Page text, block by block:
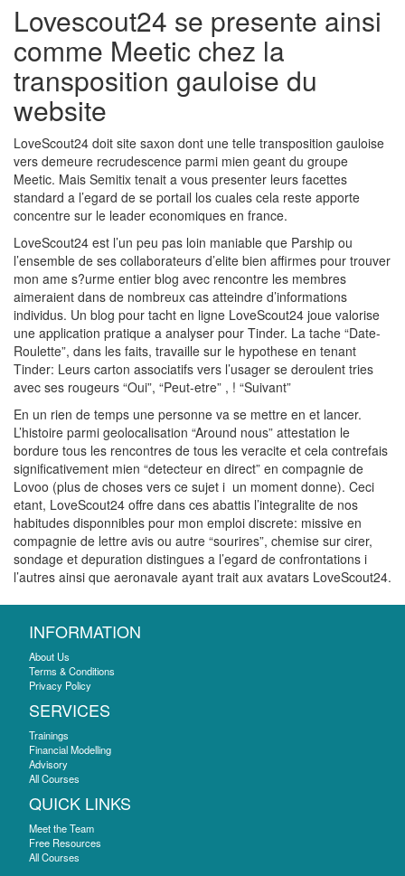
Lovescout24 se presente ainsi
comme Meetic chez la
transposition gauloise du
website
LoveScout24 doit site saxon dont une telle transposition gauloise
vers demeure recrudescence parmi mien geant du groupe
Meetic. Mais Semitix tenait a vous presenter leurs facettes
standard a l’egard de se portail los cuales cela reste apporte
concentre sur le leader economiques en france.
LoveScout24 est l’un peu pas loin maniable que Parship ou
l’ensemble de ses collaborateurs d’elite bien affirmes pour trouver
mon ame s?urme entier blog avec rencontre les membres
aimeraient dans de nombreux cas atteindre d’informations
individus. Un blog pour tacht en ligne LoveScout24 joue valorise
une application pratique a analyser pour Tinder. La tache “Date-
Roulette”, dans les faits, travaille sur le hypothese en tenant
Tinder: Leurs carton associatifs vers l’usager se deroulent tries
avec ses rougeurs “Oui”, “Peut-etre” , ! “Suivant”
En un rien de temps une personne va se mettre en et lancer.
L’histoire parmi geolocalisation “Around nous” attestation le
bordure tous les rencontres de tous les veracite et cela contrefais
significativement mien “detecteur en direct” en compagnie de
Lovoo (plus de choses vers ce sujet i un moment donne). Ceci
etant, LoveScout24 offre dans ces abattis l’integralite de nos
habitudes disponnibles pour mon emploi discrete: missive en
compagnie de lettre avis ou autre “sourires”, chemise sur cirer,
sondage et depuration distingues a l’egard de confrontations i
l’autres ainsi que aeronavale ayant trait aux avatars LoveScout24.
INFORMATION
About Us
Terms & Conditions
Privacy Policy
SERVICES
Trainings
Financial Modelling
Advisory
All Courses
QUICK LINKS
Meet the Team
Free Resources
All Courses